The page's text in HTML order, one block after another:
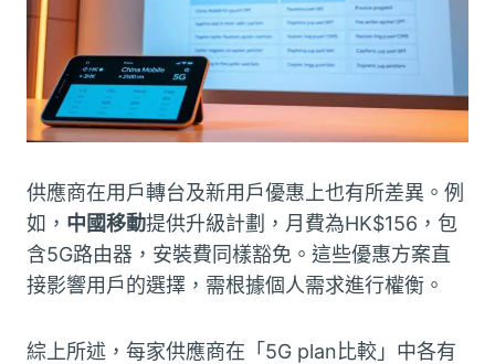
供應商在用戶轉台及新用戶優惠上也有所差異。例
如， 中國移動提供升級計劃，月費為HK$156，包
含5G路由器，安裝費同樣豁免。這些優惠方案直
接影響用戶的選擇，需根據個人需求進行權衡。
綜上所述，每家供應商在「5G plan比較」中各有